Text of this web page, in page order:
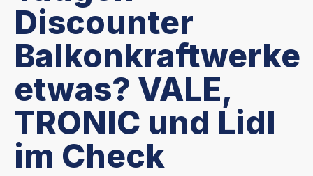
Discounter
Balkonkraftwerke
etwas? VALE,
TRONIC und Lidl
im Check